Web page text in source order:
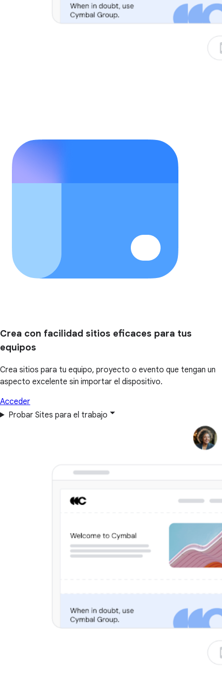
Crea con facilidad sitios eficaces para tus
equipos
Crea sitios para tu equipo, proyecto o evento que tengan un
aspecto excelente sin importar el dispositivo.
Acceder
Probar Sites para el trabajo